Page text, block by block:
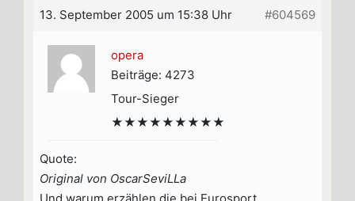
13. September 2005 um 15:38 Uhr #604569
opera
Beiträge: 4273
Tour-Sieger
★★★★★★★★★
Quote:
Original von OscarSeviLLa